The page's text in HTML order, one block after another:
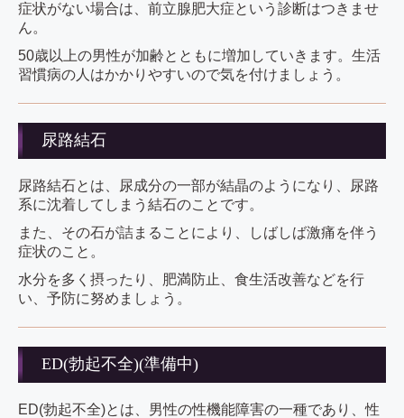
症状がない場合は、前立腺肥大症という診断はつきませ
ん。
50歳以上の男性が加齢とともに増加していきます。生活
習慣病の人はかかりやすいので気を付けましょう。
尿路結石
尿路結石とは、尿成分の一部が結晶のようになり、尿路
系に沈着してしまう結石のことです。
また、その石が詰まることにより、しばしば激痛を伴う
症状のこと。
水分を多く摂ったり、肥満防止、食生活改善などを行
い、予防に努めましょう。
ED(勃起不全)(準備中)
ED(勃起不全)とは、男性の性機能障害の一種であり、性